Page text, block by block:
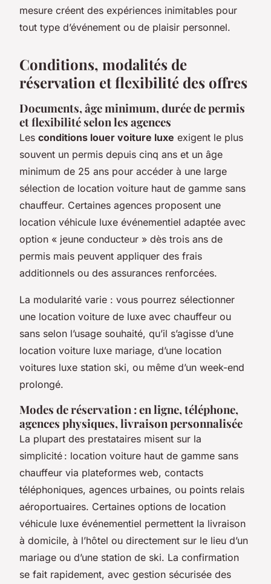
mesure créent des expériences inimitables pour
tout type d’événement ou de plaisir personnel.
Conditions, modalités de
réservation et flexibilité des offres
Documents, âge minimum, durée de permis
et flexibilité selon les agences
Les conditions louer voiture luxe exigent le plus
souvent un permis depuis cinq ans et un âge
minimum de 25 ans pour accéder à une large
sélection de location voiture haut de gamme sans
chauffeur. Certaines agences proposent une
location véhicule luxe événementiel adaptée avec
option « jeune conducteur » dès trois ans de
permis mais peuvent appliquer des frais
additionnels ou des assurances renforcées.
La modularité varie : vous pourrez sélectionner
une location voiture de luxe avec chauffeur ou
sans selon l’usage souhaité, qu’il s’agisse d’une
location voiture luxe mariage, d’une location
voitures luxe station ski, ou même d’un week-end
prolongé.
Modes de réservation : en ligne, téléphone,
agences physiques, livraison personnalisée
La plupart des prestataires misent sur la
simplicité : location voiture haut de gamme sans
chauffeur via plateformes web, contacts
téléphoniques, agences urbaines, ou points relais
aéroportuaires. Certaines options de location
véhicule luxe événementiel permettent la livraison
à domicile, à l’hôtel ou directement sur le lieu d’un
mariage ou d’une station de ski. La confirmation
se fait rapidement, avec gestion sécurisée des